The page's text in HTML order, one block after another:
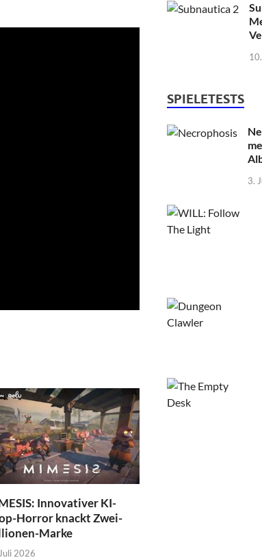
Innovativer KI-
Horror knackt Zwei-
Marke
2026
SPIELETESTS
3.